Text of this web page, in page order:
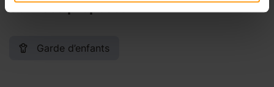
Services proposés
Garde d’enfants